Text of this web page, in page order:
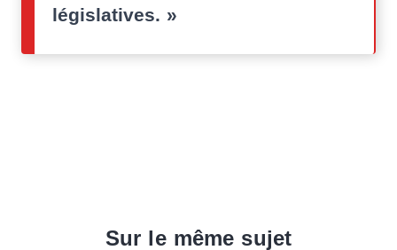
législatives. »
Sur le même sujet